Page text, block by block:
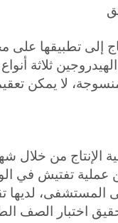
إلى تطبيقها
الهيدروجين
لا يمكن
عملية تفتيش في
المستشفى، لديها
اختبار الصف